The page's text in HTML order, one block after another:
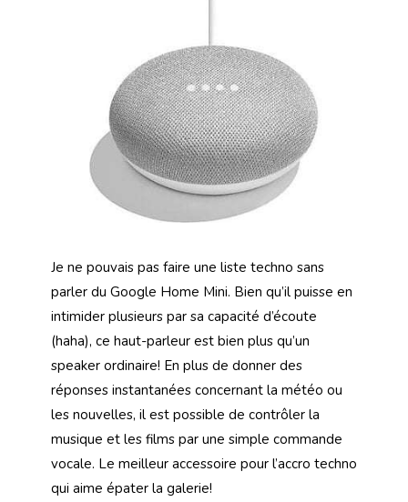
Je ne pouvais pas faire une liste techno sans
parler du Google Home Mini. Bien qu’il puisse en
intimider plusieurs par sa capacité d’écoute
(haha), ce haut-parleur est bien plus qu’un
speaker ordinaire! En plus de donner des
réponses instantanées concernant la météo ou
les nouvelles, il est possible de contrôler la
musique et les films par une simple commande
vocale. Le meilleur accessoire pour l’accro techno
qui aime épater la galerie!